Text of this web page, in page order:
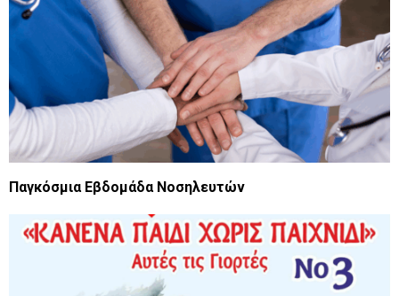
Παγκόσμια Εβδομάδα Νοσηλευτών